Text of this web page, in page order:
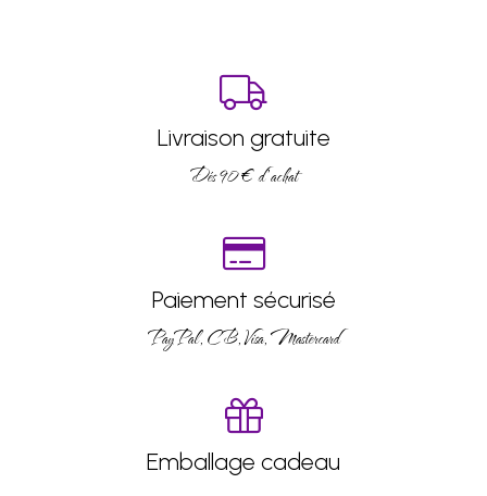
Livraison gratuite
Dés 90 € d’achat
Paiement sécurisé
PayPal, CB, Visa, Mastercard
Emballage cadeau